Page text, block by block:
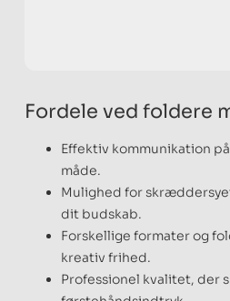
Fordele ved foldere
Effektiv kommunikation
måde.
Mulighed for
dit budskab.
Forskellige formater og
kreativ frihed.
Professionel kvalitet, der